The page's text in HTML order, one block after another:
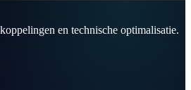
en technische optimalisatie.